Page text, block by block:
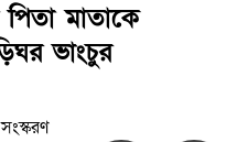
মাতাকে
ভাংচুর